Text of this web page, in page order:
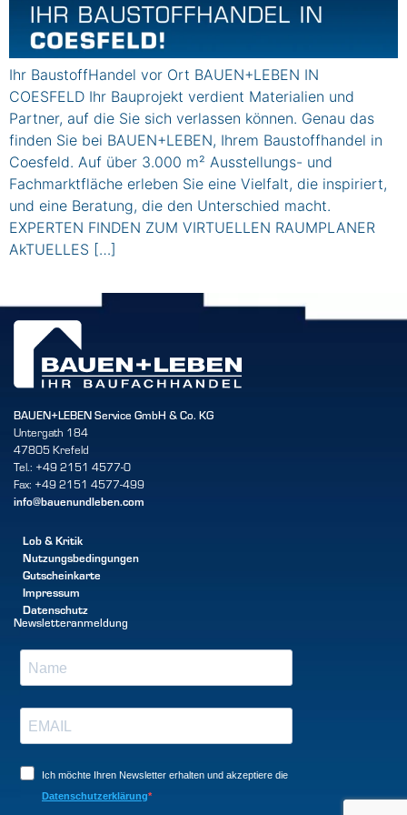
Ihr BaustoffHandel vor Ort BAUEN+LEBEN IN
COESFELD Ihr Bauprojekt verdient Materialien und
Partner, auf die Sie sich verlassen können. Genau das
finden Sie bei BAUEN+LEBEN, Ihrem Baustoffhandel in
Coesfeld. Auf über 3.000 m² Ausstellungs- und
Fachmarktfläche erleben Sie eine Vielfalt, die inspiriert,
und eine Beratung, die den Unterschied macht.
EXPERTEN FINDEN ZUM VIRTUELLEN RAUMPLANER
AkTUELLES […]
BAUEN+LEBEN Service GmbH & Co. KG
Untergath 184
47805 Krefeld
Tel.: +49 2151 4577-0
Fax: +49 2151 4577-499
info@bauenundleben.com
Lob & Kritik
Nutzungsbedingungen
Gutscheinkarte
Impressum
Datenschutz
Newsletteranmeldung
Ich möchte Ihren Newsletter erhalten und akzeptiere die
Datenschutzerklärung